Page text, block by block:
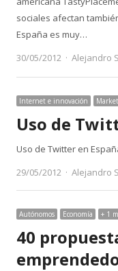
sociales afectan
España es muy…
30/05/2012
Author
Alejandro
Internet e innovación
Uso de
Uso de Twitter en
29/05/2012
Author
Alejandro
Autónomos Economía + 1
40